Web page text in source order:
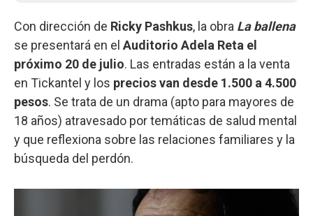
Con dirección de Ricky Pashkus, la obra La ballena
se presentará en el Auditorio Adela Reta el
próximo 20 de julio. Las entradas están a la venta
en Tickantel y los precios van desde 1.500 a 4.500
pesos. Se trata de un drama (apto para mayores de
18 años) atravesado por temáticas de salud mental
y que reflexiona sobre las relaciones familiares y la
búsqueda del perdón.